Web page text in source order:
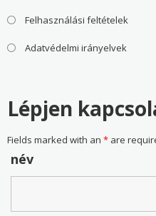
Felhasználási feltételek
Adatvédelmi irányelvek
Lépjen
Fields marked with an *are
név